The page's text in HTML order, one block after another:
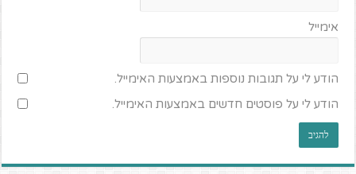
אימייל
הודע לי על תגובות נוספות באמצעות האימייל.
הודע לי על פוסטים חדשים באמצעות האימייל.